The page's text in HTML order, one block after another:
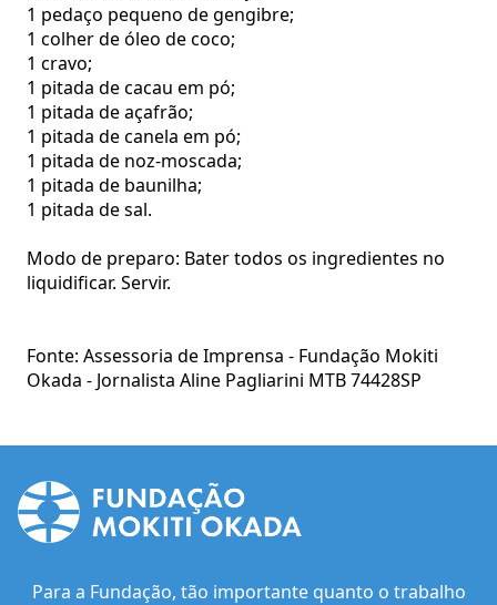
1 pedaço pequeno de gengibre;
1 colher de óleo de coco;
1 cravo;
1 pitada de cacau em pó;
1 pitada de açafrão;
1 pitada de canela em pó;
1 pitada de noz-moscada;
1 pitada de baunilha;
1 pitada de sal.
Modo de preparo: Bater todos os ingredientes no
liquidificar. Servir.
Fonte: Assessoria de Imprensa - Fundação Mokiti
Okada - Jornalista Aline Pagliarini MTB 74428SP
Para a Fundação, tão importante quanto o trabalho